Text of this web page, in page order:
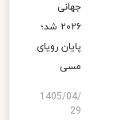
جهانی
۲۰۲۶ شد؛
پایان رویای
مسی
1405/04/
29